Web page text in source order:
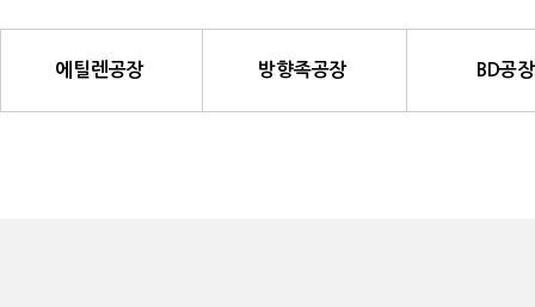
에틸렌공장 방향족공장 BD공장